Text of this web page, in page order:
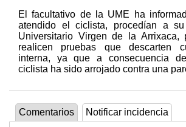
El facultativo de la UME ha
atendido el ciclista, procedían a
Universitario Virgen de la
realicen pruebas que descarten
interna, ya que a consecuencia
ciclista ha sido arrojado contra una
Comentarios Notificar incidencia